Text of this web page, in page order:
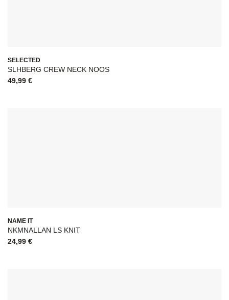
SELECTED
SLHBERG CREW NECK NOOS
49,99 €
NAME IT
NKMNALLAN LS KNIT
24,99 €